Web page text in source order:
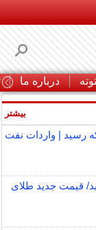
درباره ما
هر بشکه رسید | واردات نفت
قیمت جدید طلای
بیشتر